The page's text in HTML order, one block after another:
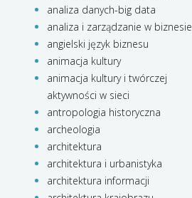
analiza danych-big data
analiza i zarządzanie w biznesie
angielski język biznesu
animacja kultury
animacja kultury i twórczej
aktywności w sieci
antropologia historyczna
archeologia
architektura
architektura i urbanistyka
architektura informacji